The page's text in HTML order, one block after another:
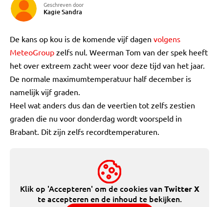
Geschreven door
Kagie Sandra
De kans op kou is de komende vijf dagen volgens
MeteoGroup zelfs nul. Weerman Tom van der spek heeft
het over extreem zacht weer voor deze tijd van het jaar.
De normale maximumtemperatuur half december is
namelijk vijf graden.
Heel wat anders dus dan de veertien tot zelfs zestien
graden die nu voor donderdag wordt voorspeld in
Brabant. Dit zijn zelfs recordtemperaturen.
Klik op 'Accepteren' om de cookies vanTwitter X
te accepteren en de inhoud te bekijken.